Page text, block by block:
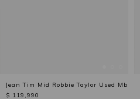
Jean Tim Mid Robbie Taylor Used Mb
$ 119,990